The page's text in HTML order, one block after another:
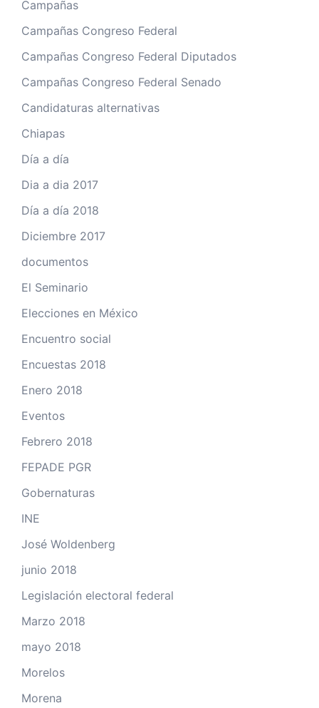
Campañas
Campañas Congreso Federal
Campañas Congreso Federal Diputados
Campañas Congreso Federal Senado
Candidaturas alternativas
Chiapas
Día a día
Dia a dia 2017
Día a día 2018
Diciembre 2017
documentos
El Seminario
Elecciones en México
Encuentro social
Encuestas 2018
Enero 2018
Eventos
Febrero 2018
FEPADE PGR
Gobernaturas
INE
José Woldenberg
junio 2018
Legislación electoral federal
Marzo 2018
mayo 2018
Morelos
Morena